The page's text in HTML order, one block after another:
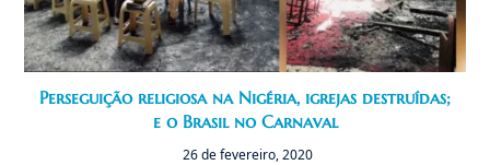
Perseguição religiosa na Nigéria, igrejas destruídas;
e o Brasil no Carnaval
26 de fevereiro, 2020